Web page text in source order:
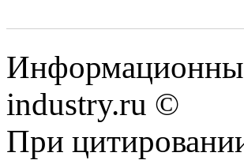
industry.ru ©
При